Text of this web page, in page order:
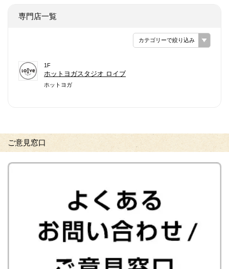
専門店一覧
カテゴリーで絞り込み
1F
ホットヨガスタジオ ロイブ
ホットヨガ
ご意見窓口